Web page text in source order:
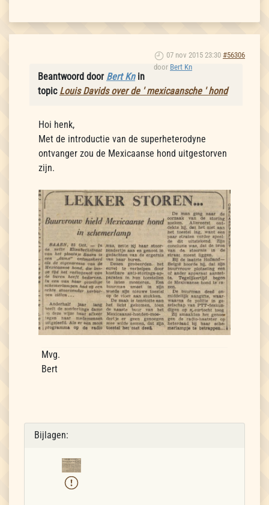
07 nov 2015 23:30 #56306
door Bert Kn
Beantwoord door Bert Knin
topic Louis Davids over de ' mexicaansche ' hond
Hoi henk,
Met de introductie van de superheterodyne
ontvanger zou de Mexicaanse hond uitgestorven
zijn.
Mvg.
Bert
Bijlagen: